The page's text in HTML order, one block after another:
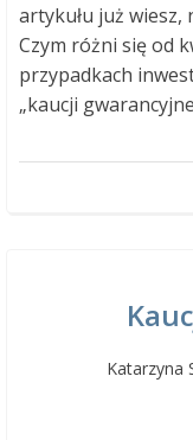
artykułu już wiesz,
Czym różni się od
przypadkach
„kaucji
Katarzyna